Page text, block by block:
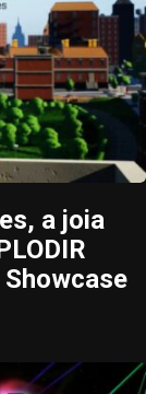
a joia